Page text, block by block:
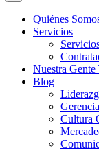
Quiénes
Servicios
Nuestra
Blog
Gerencia
Cultura